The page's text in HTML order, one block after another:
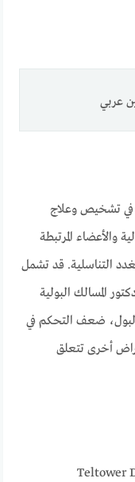
عربي
تشخيص وعلاج
والأعضاء المرتبطة
التناسلية. قد تشمل
المسالك البولية
ضعف التحكم في
أخرى تتعلق